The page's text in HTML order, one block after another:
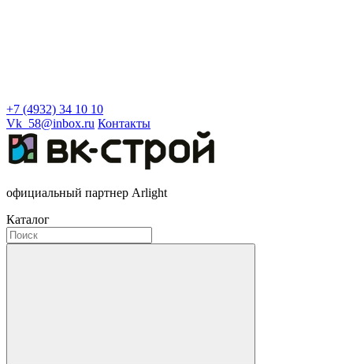
+7 (4932) 34 10 10
Vk_58@inbox.ru Контакты
официальный партнер Arlight
Каталог